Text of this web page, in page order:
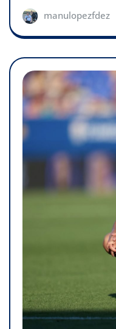
manulopezfdez